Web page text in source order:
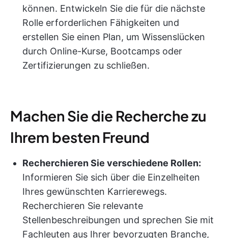
können. Entwickeln Sie die für die nächste
Rolle erforderlichen Fähigkeiten und
erstellen Sie einen Plan, um Wissenslücken
durch Online-Kurse, Bootcamps oder
Zertifizierungen zu schließen.
Machen Sie die Recherche zu
Ihrem besten Freund
Recherchieren Sie verschiedene Rollen:
Informieren Sie sich über die Einzelheiten
Ihres gewünschten Karrierewegs.
Recherchieren Sie relevante
Stellenbeschreibungen und sprechen Sie mit
Fachleuten aus Ihrer bevorzugten Branche,